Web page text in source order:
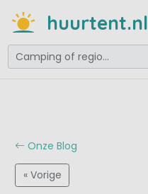
huurtent.nl
Onze Blog
« Vorige